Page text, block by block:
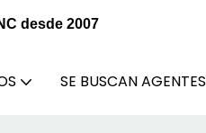
desde 2007
SE BUSCAN AGENTES